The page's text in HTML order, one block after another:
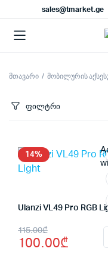
sales@tmarket.ge
მთავარი მობილურის
ფილტრი
14%
Ulanzi VL49 Pro RGB
115.00₾
Original
price
100.00₾
Current
price